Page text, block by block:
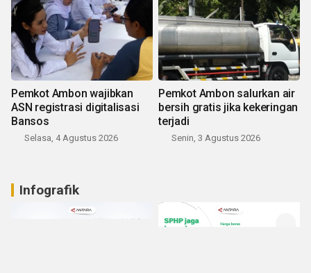
Pemkot Ambon wajibkan
ASN registrasi digitalisasi
Bansos
Selasa, 4 Agustus 2026
Pemkot Ambon salurkan air
bersih gratis jika kekeringan
terjadi
Senin, 3 Agustus 2026
Infografik